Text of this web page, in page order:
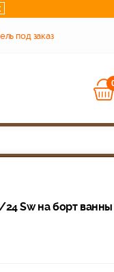
под заказ
Sw на борт ванны